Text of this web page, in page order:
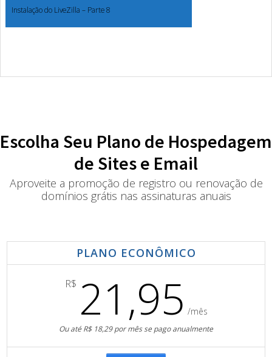
Instalação do LiveZilla – Parte 8
Escolha Seu Plano de Hospedagem
de Sites e Email
Aproveite a promoção de registro ou renovação de
domínios grátis nas assinaturas anuais
PLANO ECONÔMICO
R$ 21,95 /mês
Ou até R$ 18,29 por mês se pago anualmente